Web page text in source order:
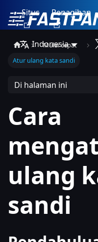
Situs Penagihan
Indonesia
Mulai cepat
Atur ulang kata sandi
Di halaman ini
Cara
ulang
sandi